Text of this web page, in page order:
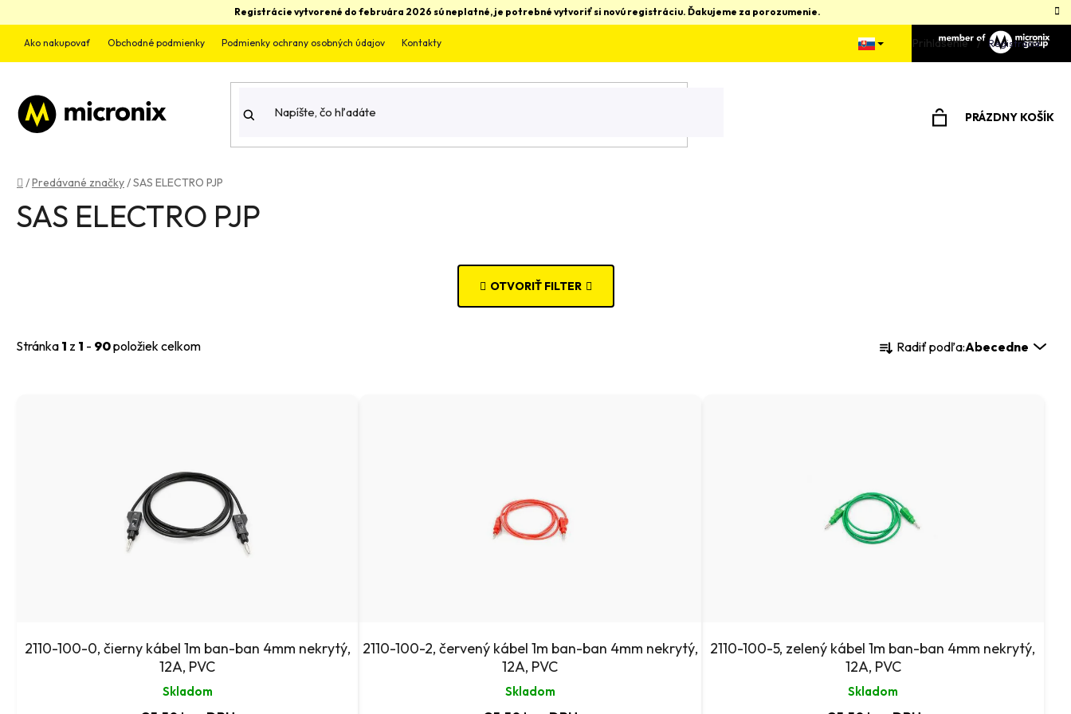
na
obsah
Registrácie vytvorené do februára 2026 sú neplatné, je potrebné vytvoriť si novú registráciu. Ďakujeme za porozumenie.
Ako nakupovať Obchodné podmienky Podmienky ochrany osobných údajov Kontakty Prihlásenie Registrácia
PRÁZDNY KOŠÍK
Domov
/Predávané značky/SAS ELECTRO PJP
SAS ELECTRO PJP
OTVORIŤ FILTER
Stránka 1 z 1 - 90položiek celkom
R
e
p
u
k
Radiť podľa:Abecedne
u2110-100-0, čierny kábel 1m ban-ban 4mm nekrytý,
12A, PVC
Skladom
2110-100-2, červený kábel 1m ban-ban 4mm nekrytý,
12A, PVC
Skladom
2110-100-5, zelený kábel 1m ban-ban 4mm nekrytý,
12A, PVC
Skladom